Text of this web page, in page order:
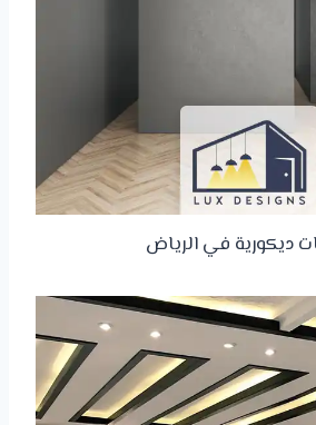
ديكورية في الرياض